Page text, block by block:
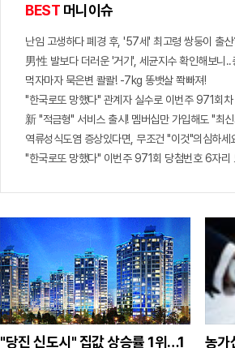
BEST 머니이슈
난임 고생하다 폐경 후, '57세' 최고령 쌍둥이 출
男性 발보다 더러운 '거기', 세균지수 확인해보니..
먹자마자 묵은변 콸콸! -7kg 똥뱃살 쫙빠져!
"한국로또 망했다" 관계자 실수로 이번주 971회
新 "적금형" 서비스 출시! 멤버십만 가입해도 "최
역류성식도염 증상있다면, 무조건 "이것"의심하세
"한국로또 망했다" 이번주 971회 당첨번호 6자리
"당진 신도시" 집값 상승률 1위…1
농가